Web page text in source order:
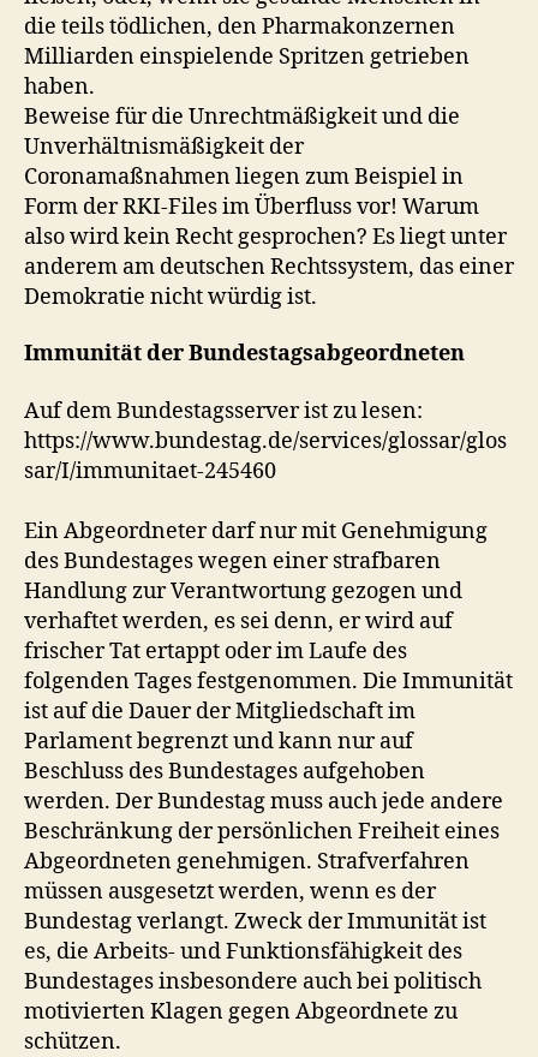
die teils tödlichen, den Pharmakonzernen
Milliarden einspielende Spritzen getrieben
haben.
Beweise für die Unrechtmäßigkeit und die
Unverhältnismäßigkeit der
Coronamaßnahmen liegen zum Beispiel in
Form der RKI-Files im Überfluss vor! Warum
also wird kein Recht gesprochen? Es liegt unter
anderem am deutschen Rechtssystem, das einer
Demokratie nicht würdig ist.
Immunität der Bundestagsabgeordneten
Auf dem Bundestagsserver ist zu lesen:
https://www.bundestag.de/services/glossar/glos
sar/I/immunitaet-245460
Ein Abgeordneter darf nur mit Genehmigung
des Bundestages wegen einer strafbaren
Handlung zur Verantwortung gezogen und
verhaftet werden, es sei denn, er wird auf
frischer Tat ertappt oder im Laufe des
folgenden Tages festgenommen. Die Immunität
ist auf die Dauer der Mitgliedschaft im
Parlament begrenzt und kann nur auf
Beschluss des Bundestages aufgehoben
werden. Der Bundestag muss auch jede andere
Beschränkung der persönlichen Freiheit eines
Abgeordneten genehmigen. Strafverfahren
müssen ausgesetzt werden, wenn es der
Bundestag verlangt. Zweck der Immunität ist
es, die Arbeits- und Funktionsfähigkeit des
Bundestages insbesondere auch bei politisch
motivierten Klagen gegen Abgeordnete zu
schützen.